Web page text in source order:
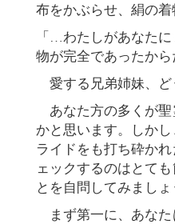
布をかぶらせ、絹の着
「…わたしがあなた
物が完全であったから
愛する兄弟姉妹、ど
あなた方の多くが聖
かと思います。しか
ライドをも打ち砕か
ェックするのはとて
とを自問してみましょ
まず第一に、あなた